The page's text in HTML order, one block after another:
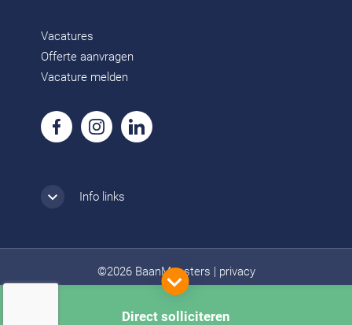
Direct solliciteren
Vacatures
Offerte aanvragen
Vacature melden
Info links
©2026 BaanMeesters privacy